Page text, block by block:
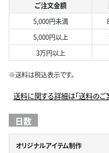
ご注文金額
5,000円未満
5,000円以上
3万円以上
※送料は税込表示です。
送料に関する詳細は「送料のご
日数
オリジナルアイテム制作